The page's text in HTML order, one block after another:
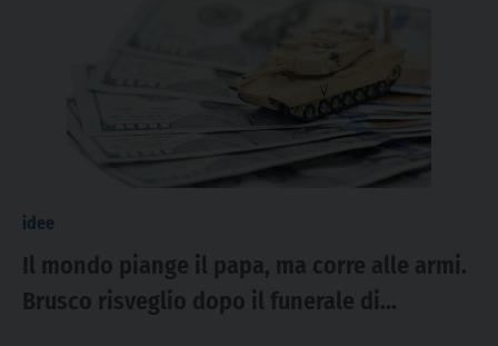
idee
Il mondo piange il papa, ma corre alle armi.
Brusco risveglio dopo il funerale di